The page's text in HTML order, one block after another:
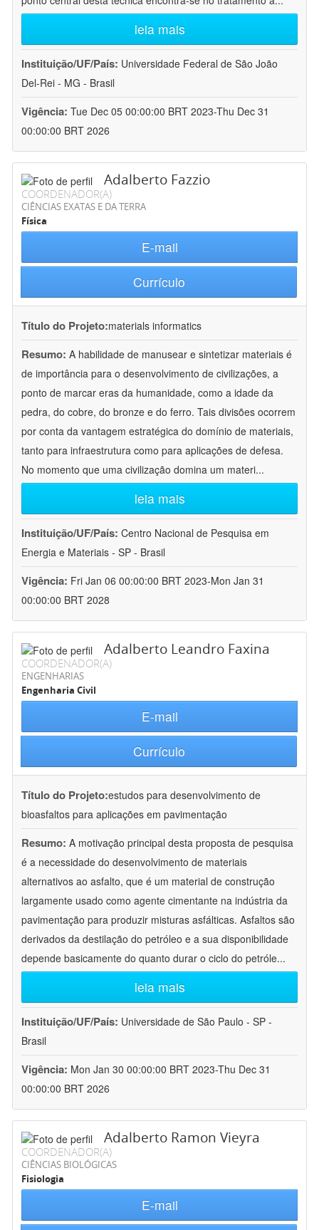
leia mais
Instituição/UF/País: Universidade Federal de São João
Del-Rei - MG - Brasil
Vigência: Tue Dec 05 00:00:00 BRT 2023-Thu Dec 31
00:00:00 BRT 2026
Adalberto Fazzio
COORDENADOR(A)
CIÊNCIAS EXATAS E DA TERRA
Física
E-mail
Currículo
Título do Projeto:materials informatics
Resumo: A habilidade de manusear e sintetizar materiais é
de importância para o desenvolvimento de civilizações, a
ponto de marcar eras da humanidade, como a idade da
pedra, do cobre, do bronze e do ferro. Tais divisões ocorrem
por conta da vantagem estratégica do domínio de materiais,
tanto para infraestrutura como para aplicações de defesa.
No momento que uma civilização domina um materi...
leia mais
Instituição/UF/País: Centro Nacional de Pesquisa em
Energia e Materiais - SP - Brasil
Vigência: Fri Jan 06 00:00:00 BRT 2023-Mon Jan 31
00:00:00 BRT 2028
Adalberto Leandro Faxina
COORDENADOR(A)
ENGENHARIAS
Engenharia Civil
E-mail
Currículo
Título do Projeto:estudos para desenvolvimento de
bioasfaltos para aplicações em pavimentação
Resumo: A motivação principal desta proposta de pesquisa
é a necessidade do desenvolvimento de materiais
alternativos ao asfalto, que é um material de construção
largamente usado como agente cimentante na indústria da
pavimentação para produzir misturas asfálticas. Asfaltos são
derivados da destilação do petróleo e a sua disponibilidade
depende basicamente do quanto durar o ciclo do petróle...
leia mais
Instituição/UF/País: Universidade de São Paulo - SP -
Brasil
Vigência: Mon Jan 30 00:00:00 BRT 2023-Thu Dec 31
00:00:00 BRT 2026
Adalberto Ramon Vieyra
COORDENADOR(A)
CIÊNCIAS BIOLÓGICAS
Fisiologia
E-mail